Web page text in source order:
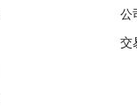
公
交